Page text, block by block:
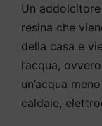
Un
resina che
della casa e
l’acqua,
un’acqua
caldaie,